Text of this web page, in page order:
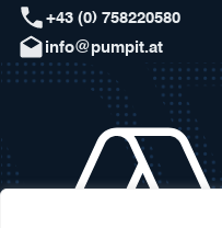
+43 (0) 758220580
info@pumpit.at